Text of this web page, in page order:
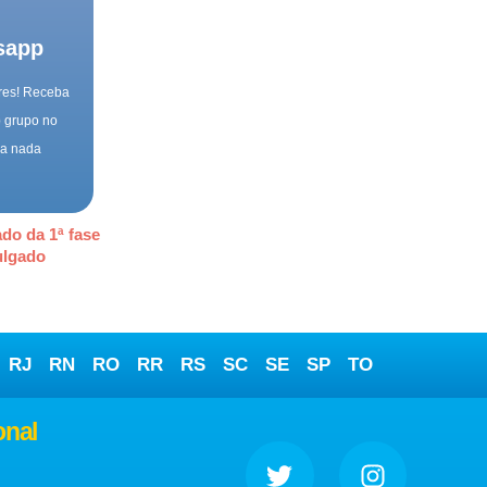
Receba
grupo no
nada
da 1ª fase
RJ RN RO RR RS SC SE SP TO